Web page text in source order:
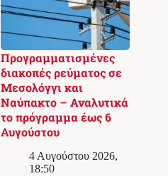
Προγραμματισμένες
διακοπές ρεύματος σε
Μεσολόγγι και
Ναύπακτο – Αναλυτικά
το πρόγραμμα έως 6
Αυγούστου
4 Αυγούστου 2026,
18:50